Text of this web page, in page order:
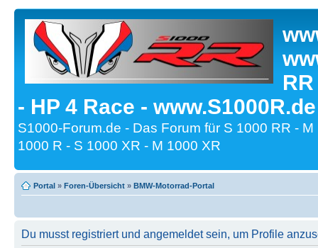
- HP 4 Race -
S1000-Forum.de - Das Forum für S 1000 RR -
1000 R - S 1000 XR - M 1000 XR
Portal » Foren-Übersicht » BMW-Motorrad-Portal
Du musst registriert und angemeldet sein, um Profile